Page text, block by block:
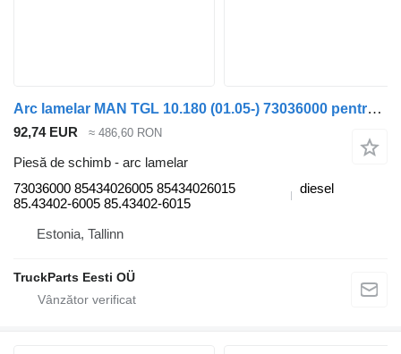
Arc lamelar MAN TGL 10.180 (01.05-) 73036000 pentru cap tractor MAN TGL, TGM, TGS, TGX (2005-2021)
92,74 EUR ≈ 486,60 RON
Piesă de schimb - arc lamelar
73036000 85434026005 85434026015
85.43402-6005 85.43402-6015
diesel
Estonia, Tallinn
TruckParts Eesti OÜ